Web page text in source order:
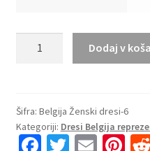
dresi
Belgija
Domači
Dodaj v
Šifra: Belgija Ženski dresi-6
Kategoriji: Dresi Belgija